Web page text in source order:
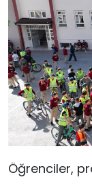
Öğrenciler,